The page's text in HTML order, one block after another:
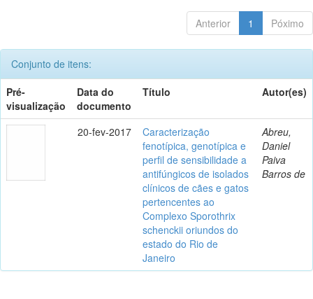
Anterior 1 Póximo
Conjunto de itens:
Pré-
visualização
Data do
documento
Título Autor(es)
20-fev-2017
Caracterização
fenotípica, genotípica e
perfil de sensibilidade a
antifúngicos de isolados
clínicos de cães e gatos
pertencentes ao
Complexo Sporothrix
schenckii oriundos do
estado do Rio de
Janeiro
Abreu,
Daniel
Paiva
Barros de